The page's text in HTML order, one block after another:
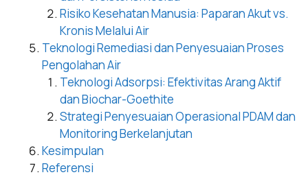
Risiko Kesehatan Manusia: Paparan Akut vs.
Kronis Melalui Air
Teknologi Remediasi dan Penyesuaian Proses
Pengolahan Air
Teknologi Adsorpsi: Efektivitas Arang Aktif
dan Biochar-Goethite
Strategi Penyesuaian Operasional PDAM dan
Monitoring Berkelanjutan
Kesimpulan
Referensi